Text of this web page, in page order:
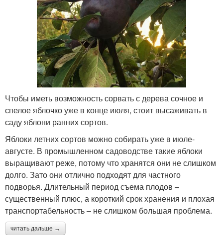
Чтобы иметь возможность сорвать с дерева сочное и
спелое яблочко уже в конце июля, стоит высаживать в
саду яблони ранних сортов.
Яблоки летних сортов можно собирать уже в июле-
августе. В промышленном садоводстве такие яблоки
выращивают реже, потому что хранятся они не слишком
долго. Зато они отлично подходят для частного
подворья. Длительный период съема плодов –
существенный плюс, а короткий срок хранения и плохая
транспортабельность – не слишком большая проблема.
читать дальше →